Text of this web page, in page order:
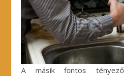
A másik fontos